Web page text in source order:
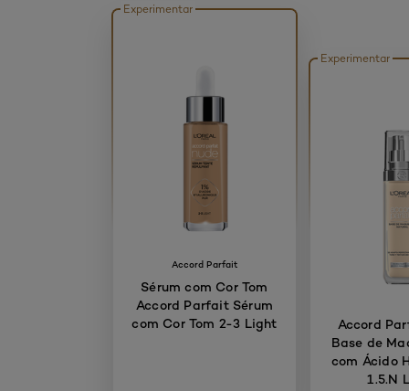
Experimentar
Accord Parfait
Sérum com Cor Tom
Accord Parfait Sérum
com Cor Tom 2-3 Light
Experimentar
Accord
Base de
com Ácido
1.5.N